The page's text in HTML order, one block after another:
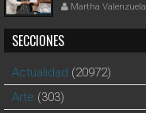
Martha Valenzuela
SECCIONES
Actualidad (20972)
Arte (303)